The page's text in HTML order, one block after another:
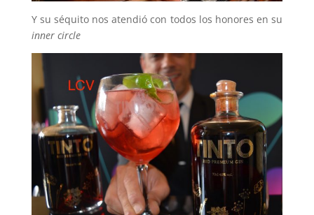
Y su séquito nos atendió con todos los honores en su
inner circle